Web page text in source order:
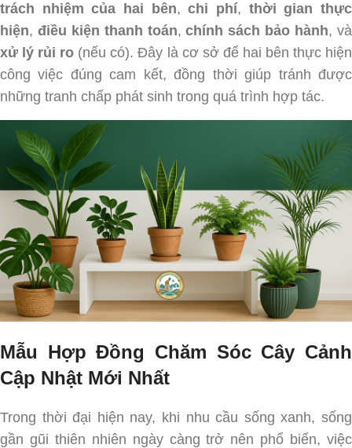
trách nhiệm của hai bên,chi phí, thời gian thực
hiện, điều kiện thanh toán,chính sách bảo hành, và
xử lý rủi ro (nếu có). Đây là cơ sở để hai bên thực hiện
công việc đúng cam kết, đồng thời giúp tránh được
những tranh chấp phát sinh trong quá trình hợp tác.
Mẫu Hợp Đồng Chăm Sóc Cây Cảnh
Cập Nhật Mới Nhất
Trong thời đại hiện nay, khi nhu cầu sống xanh, sống
gần gũi thiên nhiên ngày càng trở nên phổ biến, việc